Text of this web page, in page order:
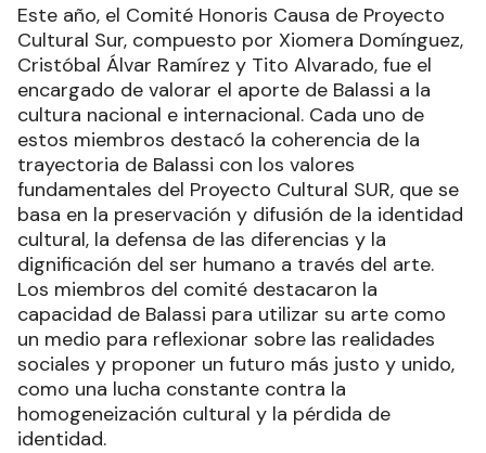
Este año, el Comité Honoris Causa de Proyecto
Cultural Sur, compuesto por Xiomera Domínguez,
Cristóbal Álvar Ramírez y Tito Alvarado, fue el
encargado de valorar el aporte de Balassi a la
cultura nacional e internacional. Cada uno de
estos miembros destacó la coherencia de la
trayectoria de Balassi con los valores
fundamentales del Proyecto Cultural SUR, que se
basa en la preservación y difusión de la identidad
cultural, la defensa de las diferencias y la
dignificación del ser humano a través del arte.
Los miembros del comité destacaron la
capacidad de Balassi para utilizar su arte como
un medio para reflexionar sobre las realidades
sociales y proponer un futuro más justo y unido,
como una lucha constante contra la
homogeneización cultural y la pérdida de
identidad.